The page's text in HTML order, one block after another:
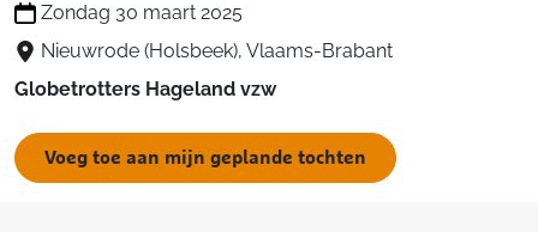
Zondag 30 maart 2025
Nieuwrode (Holsbeek), Vlaams-Brabant
Globetrotters Hageland vzw
Voeg toe aan mijn geplande tochten